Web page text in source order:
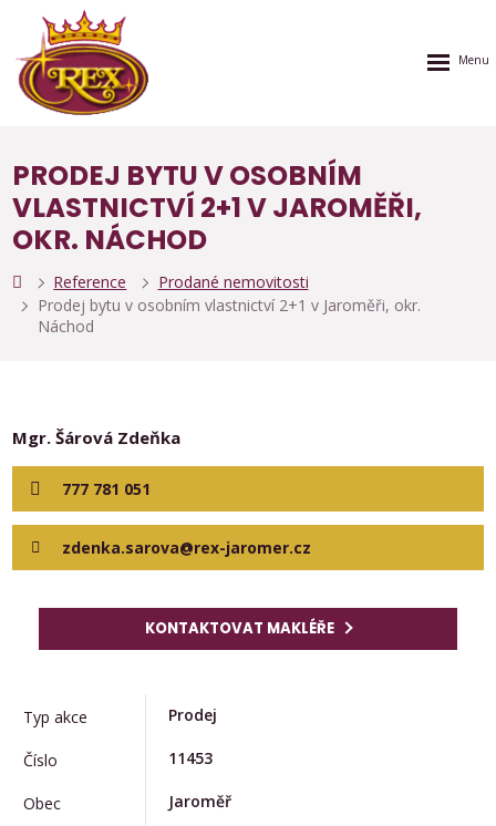
PRODEJ BYTU V OSOBNÍM
VLASTNICTVÍ 2+1 V JAROMĚŘI,
OKR. NÁCHOD
Reference
Prodané nemovitosti
Prodej bytu v osobním vlastnictví 2+1 v Jaroměři, okr.
Náchod
Mgr. Šárová Zdeňka
777 781 051
zdenka.sarova@rex-jaromer.cz
KONTAKTOVAT MAKLÉŘE
Typ akce Prodej
Číslo 11453
Obec Jaroměř